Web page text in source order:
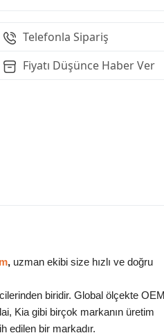
Telefonla Sipariş
Fiyatı Düşünce Haber Ver
,uzman ekibi size hızlı ve doğru
biridir. Global ölçekte OEM
Kia gibi birçok markanın üretim
edilen bir markadır.